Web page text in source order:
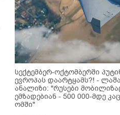
სექტემბერ-ოქტომბერში
ევროპას დაარტყამს?! -
ანალიზი: "რუსები
ემზადებიან - 500 000-მდე
ომში"